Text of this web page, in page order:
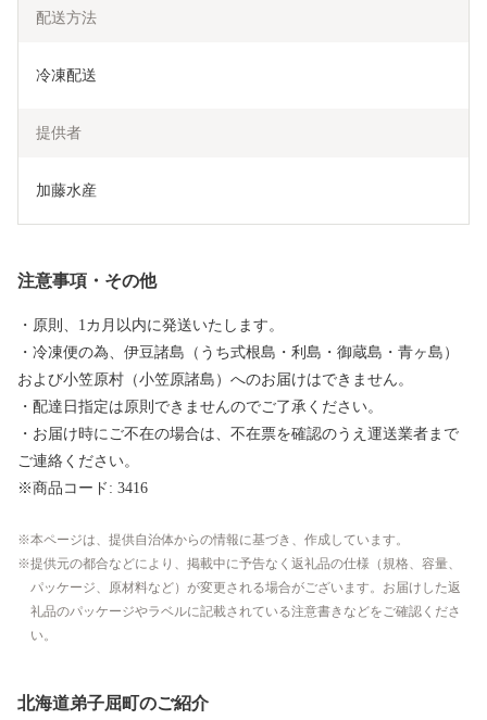
配送方法
冷凍配送
提供者
加藤水産
注意事項・その他
・原則、1カ月以内に発送いたします。
・冷凍便の為、伊豆諸島（うち式根島・利島・御蔵島・青ヶ島）
および小笠原村（小笠原諸島）へのお届けはできません。
・配達日指定は原則できませんのでご了承ください。
・お届け時にご不在の場合は、不在票を確認のうえ運送業者まで
ご連絡ください。
※商品コード: 3416
本ページは、提供自治体からの情報に基づき、作成しています。
提供元の都合などにより、掲載中に予告なく返礼品の仕様（規格、容量、
パッケージ、原材料など）が変更される場合がございます。お届けした返
礼品のパッケージやラベルに記載されている注意書きなどをご確認くださ
い。
北海道弟子屈町のご紹介